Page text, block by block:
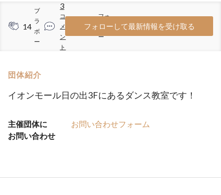
14
ブ
ラ
ボ
ー
3
コ
メ
ン
ト
80
フォ
ロワ
ー
フォローして最新情報を受け取る
団体紹介
イオンモール日の出3Fにあるダンス教室です！
主催団体に
お問い合わせ
お問い合わせフォーム